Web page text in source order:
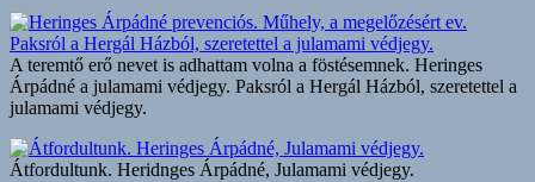
A teremtő erő nevet is adhattam volna a föstésemnek. Heringes
Árpádné a julamami védjegy. Paksról a Hergál Házból, szeretettel a
julamami védjegy.
Átfordultunk. Heridnges Árpádné, Julamami védjegy.